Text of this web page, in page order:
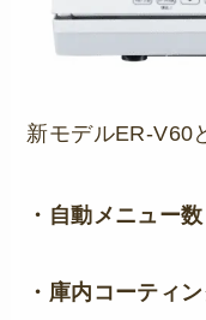
新モデルER-V60
・自動メニュー数
・庫内コーティ